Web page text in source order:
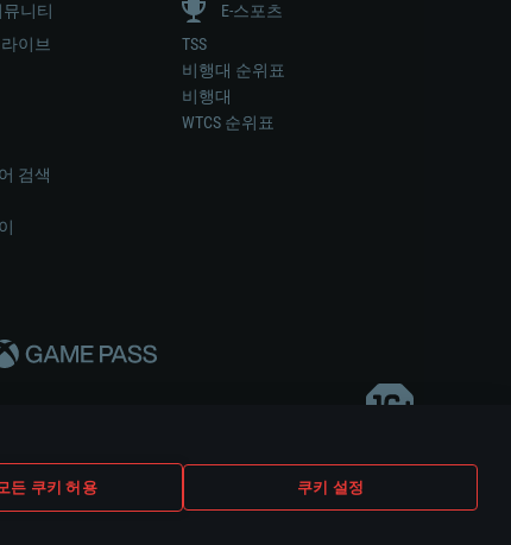
든 쿠키 허용 쿠키 설정
뮤니티
이브
검색
E-스포츠
TSS
비행대 순위표
비행대
WTCS 순위표